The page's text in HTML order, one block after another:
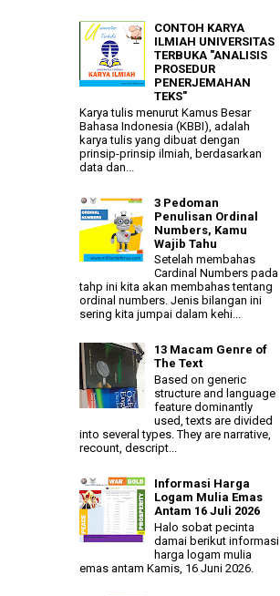
CONTOH KARYA
ILMIAH UNIVERSITAS
TERBUKA "ANALISIS
PROSEDUR
PENERJEMAHAN
TEKS"
Karya tulis menurut Kamus Besar
Bahasa Indonesia (KBBI), adalah
karya tulis yang dibuat dengan
prinsip-prinsip ilmiah, berdasarkan
data dan...
3 Pedoman
Penulisan Ordinal
Numbers, Kamu
Wajib Tahu
Setelah membahas
Cardinal Numbers pada
tahp ini kita akan membahas tentang
ordinal numbers. Jenis bilangan ini
sering kita jumpai dalam kehi...
13 Macam Genre of
The Text
Based on generic
structure and language
feature dominantly
used, texts are divided
into several types. They are narrative,
recount, descript...
Informasi Harga
Logam Mulia Emas
Antam 16 Juli 2026
Halo sobat pecinta
damai berikut informasi
harga logam mulia
emas antam Kamis, 16 Juni 2026.